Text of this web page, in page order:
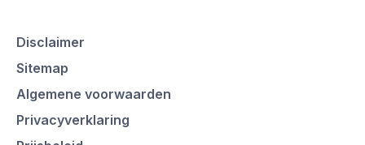
Disclaimer
Sitemap
Algemene voorwaarden
Privacyverklaring